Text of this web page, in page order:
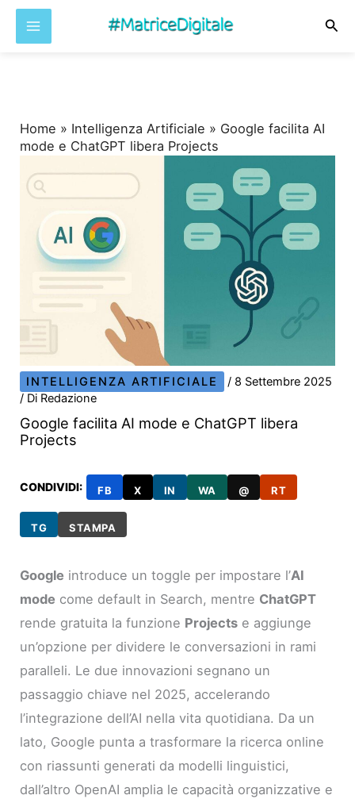
Home » Intelligenza Artificiale » Google facilita AI
mode e ChatGPT libera Projects
INTELLIGENZA ARTIFICIALE / 8 Settembre 2025
/ Di Redazione
Google facilita AI mode e ChatGPT libera
Projects
CONDIVIDI: FB X IN WA @ RT
TG STAMPA
Google introduce un toggle per impostare l’AI
mode come default in Search, mentre ChatGPT
rende gratuita la funzione Projects e aggiunge
un’opzione per dividere le conversazioni in rami
paralleli. Le due innovazioni segnano un
passaggio chiave nel 2025, accelerando
l’integrazione dell’AI nella vita quotidiana. Da un
lato, Google punta a trasformare la ricerca online
con riassunti generati da modelli linguistici,
dall’altro OpenAI amplia le capacità organizzative e